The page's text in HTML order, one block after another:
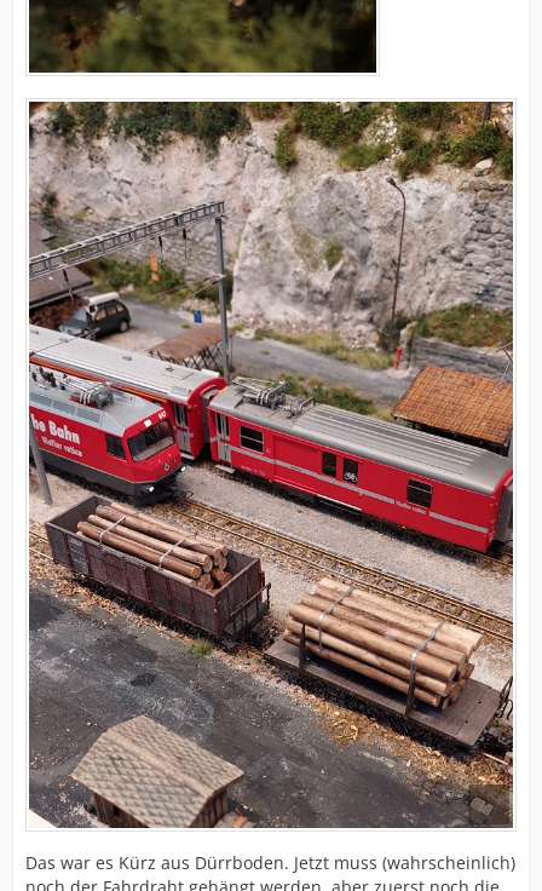
Das war es Kürz aus Dürrboden. Jetzt muss (wahrscheinlich)